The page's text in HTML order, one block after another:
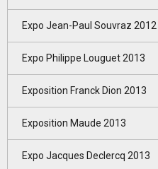
Expo Jean-Paul Souvraz 2012
Expo Philippe Louguet 2013
Exposition Franck Dion 2013
Exposition Maude 2013
Expo Jacques Declercq 2013